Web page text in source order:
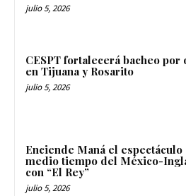
julio 5, 2026
CESPT fortalecerá bacheo por
en Tijuana y Rosarito
julio 5, 2026
Enciende Maná el espectáculo
medio tiempo del México-
con “El Rey”
julio 5, 2026